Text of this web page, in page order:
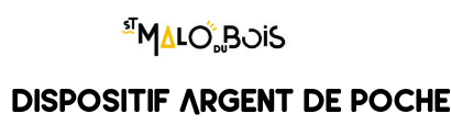
Dispositif Argent de poche